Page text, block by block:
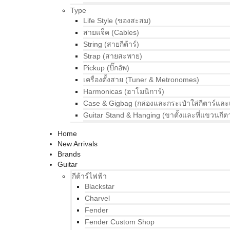
Type
Life Style (ของสะสม)
สายแจ็ค (Cables)
String (สายกีต้าร์)
Strap (สายสะพาย)
Pickup (ปิ๊กอัพ)
เครื่องตั้งสาย (Tuner & Metronomes)
Harmonicas (ฮาโมนิการ์)
Case & Gigbag (กล่องและกระเป๋าใส่กีตาร์และ
Guitar Stand & Hanging (ขาตั้งและที่แขวนกีต
Home
New Arrivals
Brands
Guitar
กีต้าร์ไฟฟ้า
Blackstar
Charvel
Fender
Fender Custom Shop